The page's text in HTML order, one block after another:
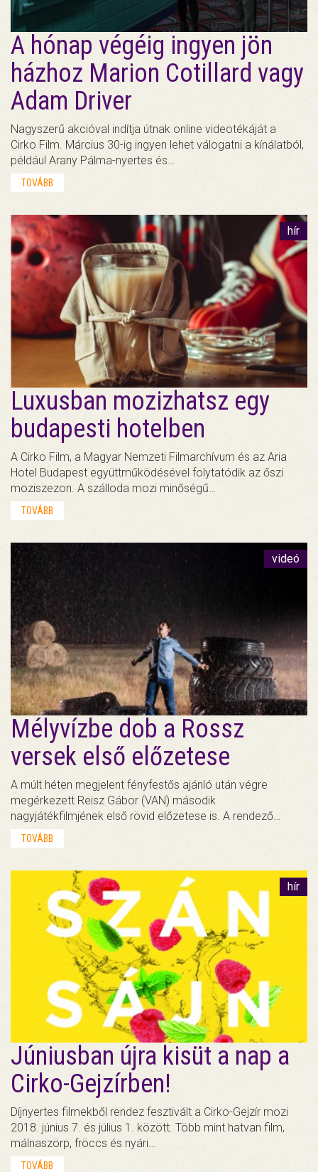
A hónap végéig ingyen jön
házhoz Marion Cotillard vagy
Adam Driver
Nagyszerű akcióval indítja útnak online videotékáját a
Cirko Film. Március 30-ig ingyen lehet válogatni a kínálatból,
például Arany Pálma-nyertes és…
TOVÁBB
hír
Luxusban mozizhatsz egy
budapesti hotelben
A Cirko Film, a Magyar Nemzeti Filmarchívum és az Aria
Hotel Budapest együttműködésével folytatódik az őszi
moziszezon. A szálloda mozi minőségű…
TOVÁBB
videó
Mélyvízbe dob a Rossz
versek első előzetese
A múlt héten megjelent fényfestős ajánló után végre
megérkezett Reisz Gábor (VAN) második
nagyjátékfilmjének első rövid előzetese is. A rendező…
TOVÁBB
hír
Júniusban újra kisüt a nap a
Cirko-Gejzírben!
Díjnyertes filmekből rendez fesztivált a Cirko-Gejzír mozi
2018. június 7. és július 1. között. Több mint hatvan film,
málnaszörp, fröccs és nyári…
TOVÁBB